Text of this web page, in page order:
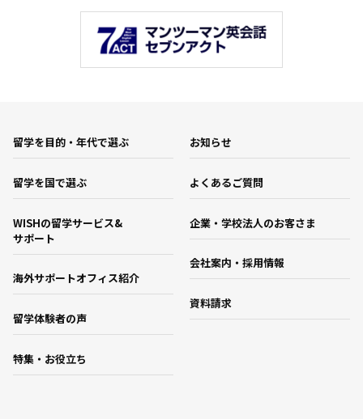
留学を目的・年代で選ぶ
留学を国で選ぶ
WISHの留学サービス&
サポート
海外サポートオフィス紹介
留学体験者の声
特集・お役立ち
お知らせ
よくあるご質問
企業・学校法人のお客さま
会社案内・採用情報
資料請求